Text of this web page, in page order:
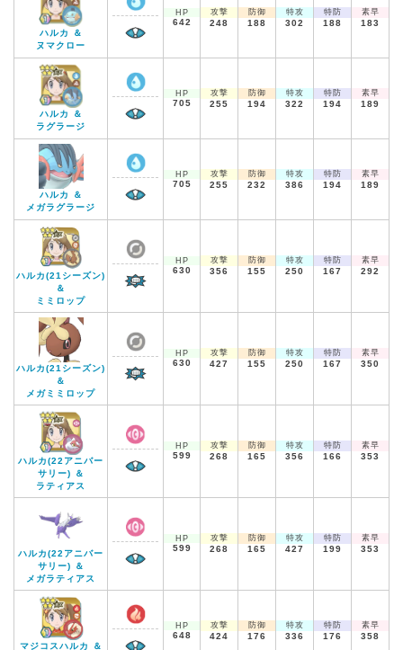
ハルカ ＆
ヌマクロー
HP
642
攻撃
248
防御
188
特攻
302
特防
188
素早
183
ハルカ ＆
ラグラージ
HP
705
攻撃
255
防御
194
特攻
322
特防
194
素早
189
ハルカ ＆
メガラグラージ
HP
705
攻撃
255
防御
232
特攻
386
特防
194
素早
189
ハルカ(21シーズン)
＆
ミミロップ
HP
630
攻撃
356
防御
155
特攻
250
特防
167
素早
292
ハルカ(21シーズン)
＆
メガミミロップ
HP
630
攻撃
427
防御
155
特攻
250
特防
167
素早
350
ハルカ(22アニバー
サリー) ＆
ラティアス
HP
599
攻撃
268
防御
165
特攻
356
特防
166
素早
353
ハルカ(22アニバー
サリー) ＆
メガラティアス
HP
599
攻撃
268
防御
165
特攻
427
特防
199
素早
353
マジコスハルカ ＆
HP
648
攻撃
424
防御
176
特攻
336
特防
176
素早
358